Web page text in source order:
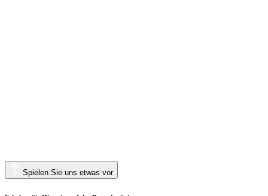
Spielen Sie uns etwas vor